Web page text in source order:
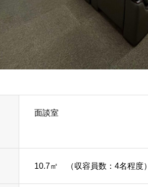
面談室
10.7㎡ （収容員数：4名程度）